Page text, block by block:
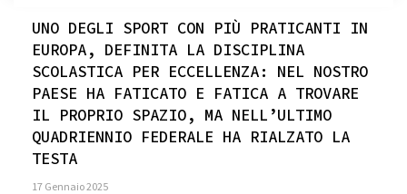
UNO DEGLI SPORT CON PIÙ PRATICANTI IN
EUROPA, DEFINITA LA DISCIPLINA
SCOLASTICA PER ECCELLENZA: NEL NOSTRO
PAESE HA FATICATO E FATICA A TROVARE
IL PROPRIO SPAZIO, MA NELL’ULTIMO
QUADRIENNIO FEDERALE HA RIALZATO LA
TESTA
17 Gennaio 2025